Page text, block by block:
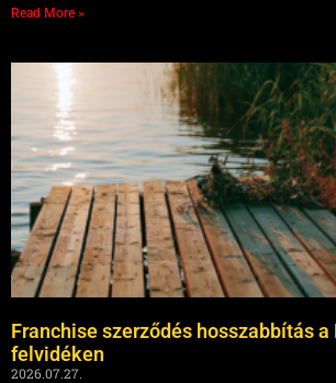
Read More »
Franchise szerződés hosszabbítás a
felvidéken
2026.07.27.